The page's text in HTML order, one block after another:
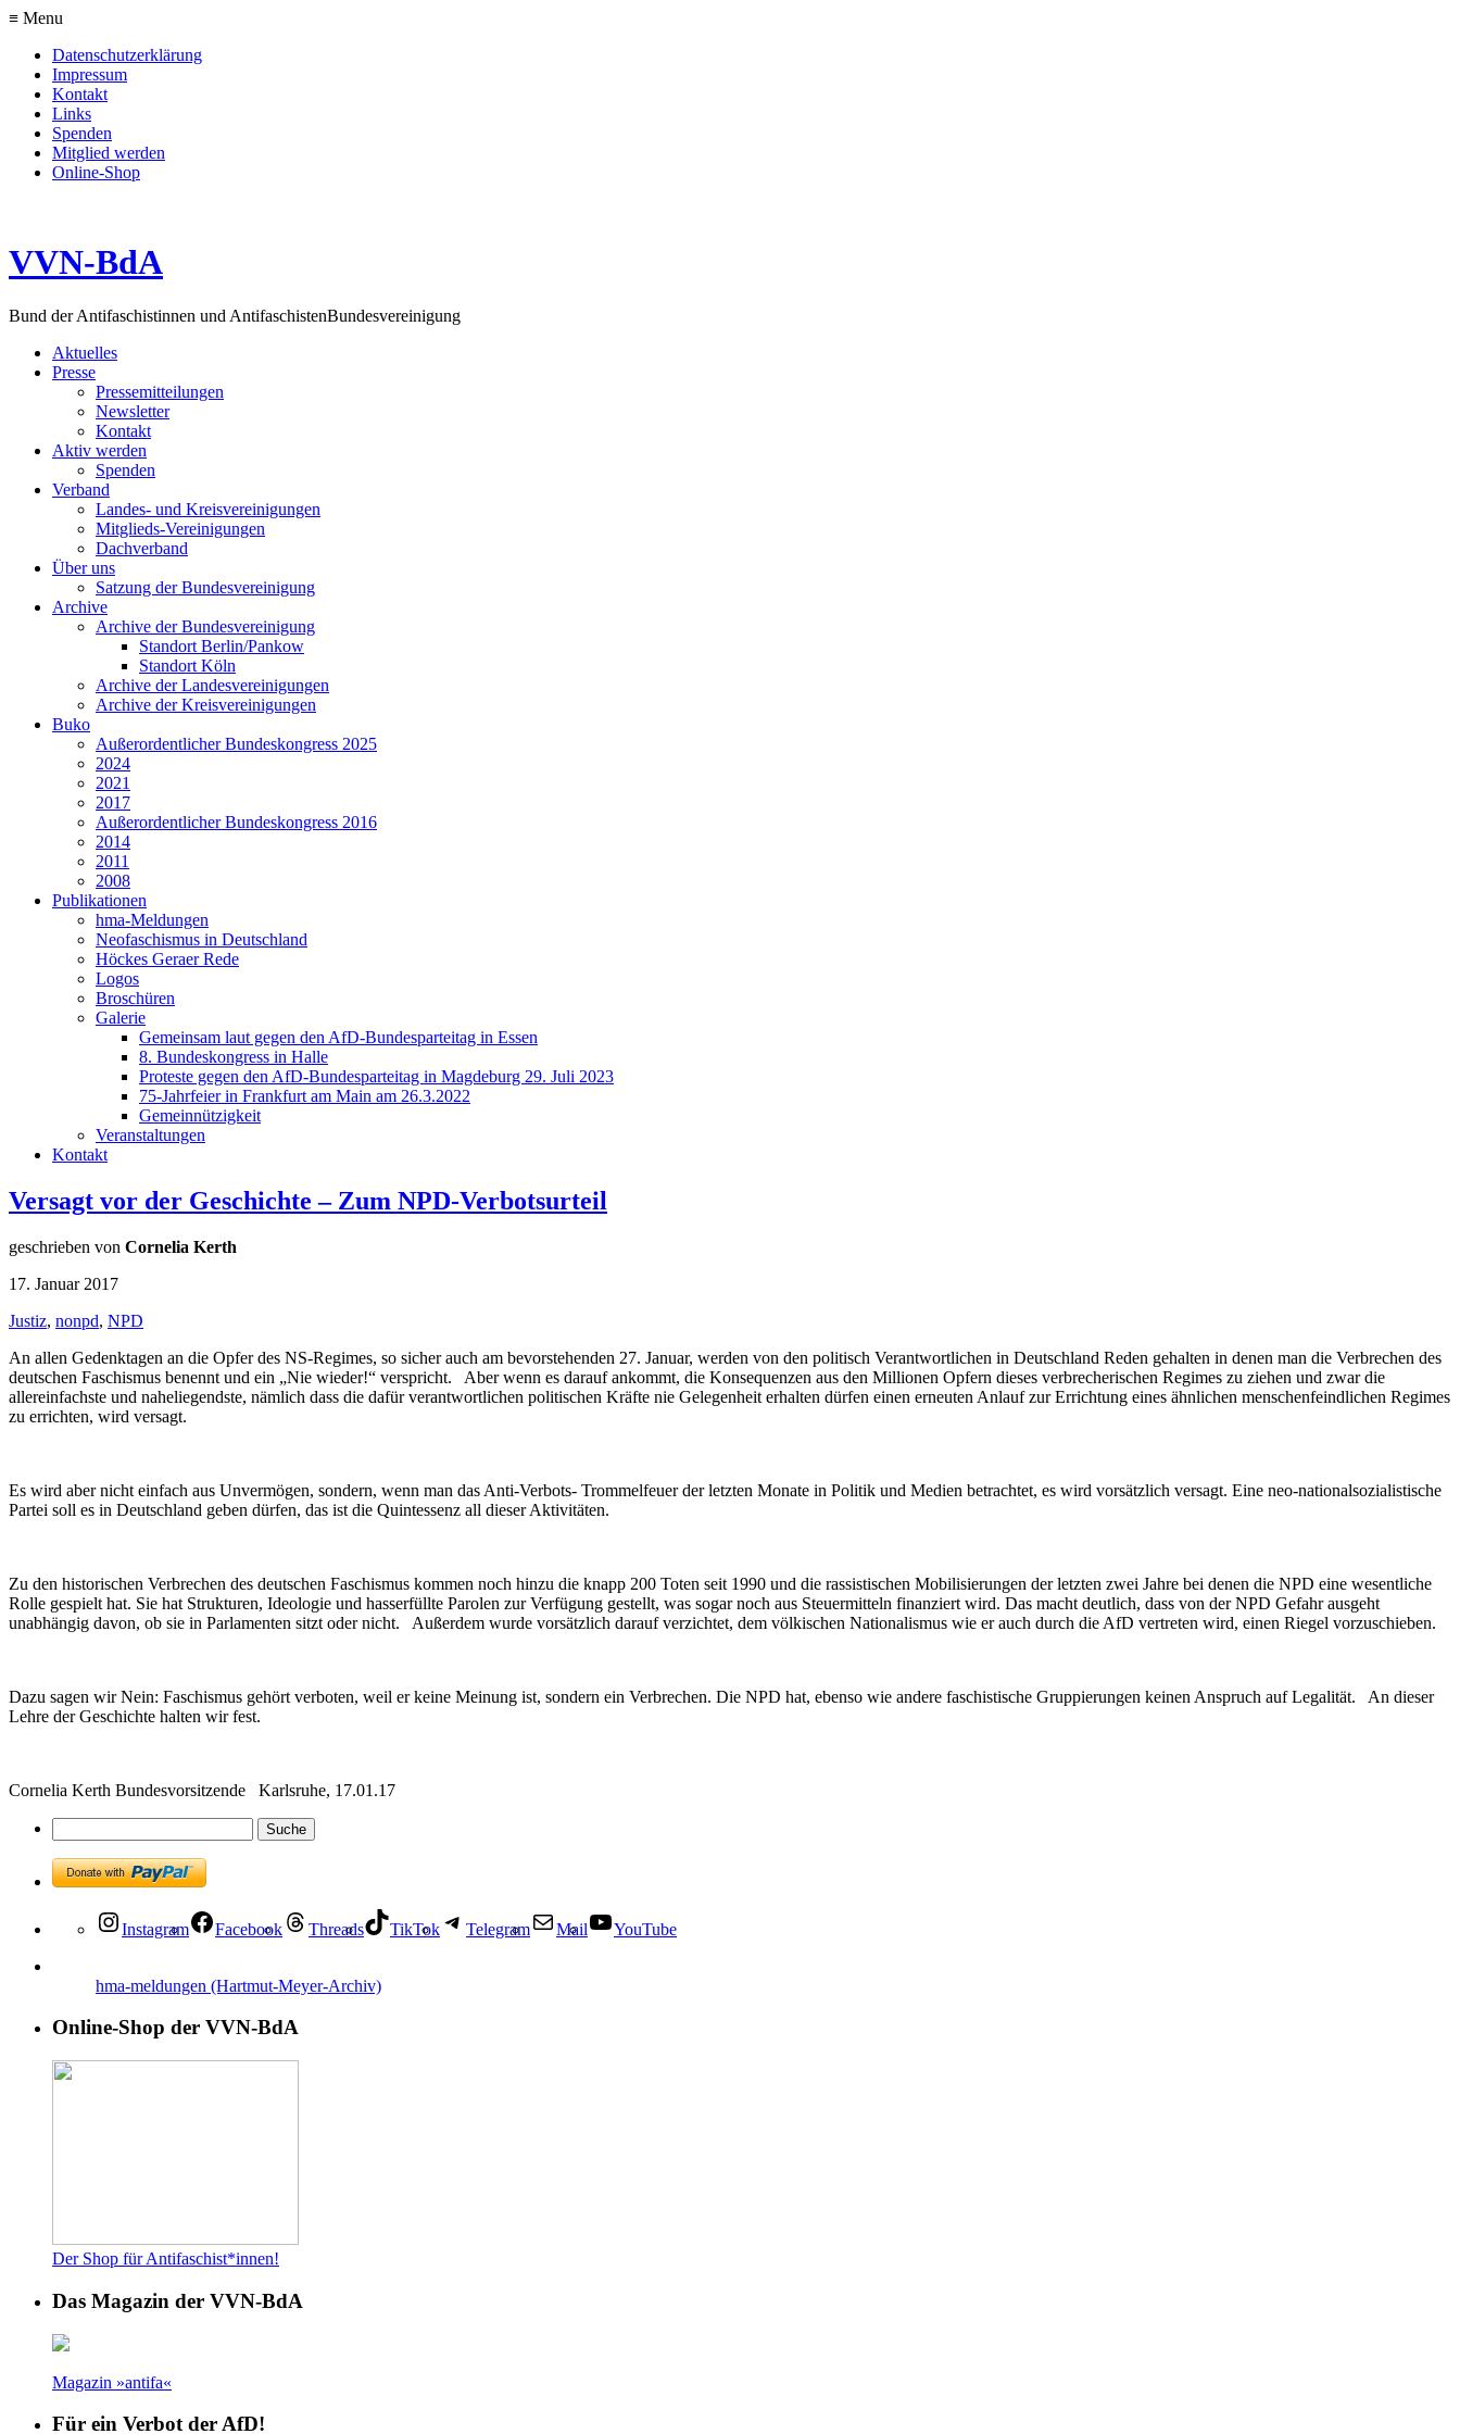
≡ Menu
Datenschutzerklärung
Impressum
Kontakt
Links
Spenden
Mitglied werden
Online-Shop
VVN-BdA
Bund der Antifaschistinnen und AntifaschistenBundesvereinigung
Aktuelles
Presse
Pressemitteilungen
Newsletter
Kontakt
Aktiv werden
Spenden
Verband
Landes- und Kreisvereinigungen
Mitglieds-Vereinigungen
Dachverband
Über uns
Satzung der Bundesvereinigung
Archive
Archive der Bundesvereinigung
Standort Berlin/Pankow
Standort Köln
Archive der Landesvereinigungen
Archive der Kreisvereinigungen
Buko
Außerordentlicher Bundeskongress 2025
2024
2021
2017
Außerordentlicher Bundeskongress 2016
2014
2011
2008
Publikationen
hma-Meldungen
Neofaschismus in Deutschland
Höckes Geraer Rede
Logos
Broschüren
Galerie
Gemeinsam laut gegen den AfD-Bundesparteitag in Essen
8. Bundeskongress in Halle
Proteste gegen den AfD-Bundesparteitag in Magdeburg 29. Juli 2023
75-Jahrfeier in Frankfurt am Main am 26.3.2022
Gemeinnützigkeit
Veranstaltungen
Kontakt
Versagt vor der Geschichte – Zum NPD-Verbotsurteil
geschrieben von Cornelia Kerth
17. Januar 2017
Justiz, nonpd, NPD
An allen Gedenktagen an die Opfer des NS-Regimes, so sicher auch am bevorstehenden 27. Januar, werden von den politisch Verantwortlichen in Deutschland Reden gehalten in denen man die Verbrechen des
deutschen Faschismus benennt und ein „Nie wieder!“ verspricht. Aber wenn es darauf ankommt, die Konsequenzen aus den Millionen Opfern dieses verbrecherischen Regimes zu ziehen und zwar die
allereinfachste und naheliegendste, nämlich dass die dafür verantwortlichen politischen Kräfte nie Gelegenheit erhalten dürfen einen erneuten Anlauf zur Errichtung eines ähnlichen menschenfeindlichen Regimes
zu errichten, wird versagt.
Es wird aber nicht einfach aus Unvermögen, sondern, wenn man das Anti-Verbots- Trommelfeuer der letzten Monate in Politik und Medien betrachtet, es wird vorsätzlich versagt. Eine neo-nationalsozialistische
Partei soll es in Deutschland geben dürfen, das ist die Quintessenz all dieser Aktivitäten.
Zu den historischen Verbrechen des deutschen Faschismus kommen noch hinzu die knapp 200 Toten seit 1990 und die rassistischen Mobilisierungen der letzten zwei Jahre bei denen die NPD eine wesentliche
Rolle gespielt hat. Sie hat Strukturen, Ideologie und hasserfüllte Parolen zur Verfügung gestellt, was sogar noch aus Steuermitteln finanziert wird. Das macht deutlich, dass von der NPD Gefahr ausgeht
unabhängig davon, ob sie in Parlamenten sitzt oder nicht. Außerdem wurde vorsätzlich darauf verzichtet, dem völkischen Nationalismus wie er auch durch die AfD vertreten wird, einen Riegel vorzuschieben.
Dazu sagen wir Nein: Faschismus gehört verboten, weil er keine Meinung ist, sondern ein Verbrechen. Die NPD hat, ebenso wie andere faschistische Gruppierungen keinen Anspruch auf Legalität. An dieser
Lehre der Geschichte halten wir fest.
Cornelia Kerth Bundesvorsitzende Karlsruhe, 17.01.17
Instagram Facebook Threads TikTok Telegram Mail YouTube
hma-meldungen (Hartmut-Meyer-Archiv)
Online-Shop der VVN-BdA
Der Shop für Antifaschist*innen!
Das Magazin der VVN-BdA
Magazin »antifa«
Für ein Verbot der AfD!